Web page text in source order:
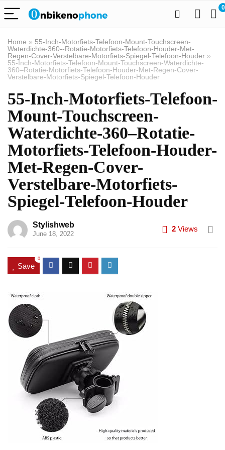
0
Home » 55-Inch-Motorfiets-Telefoon-Mount-Touchscreen-
Waterdichte-360--Rotatie-Motorfiets-Telefoon-Houder-Met-
Regen-Cover-Verstelbare-Motorfiets-Spiegel-Telefoon-Houder »
55-Inch-Motorfiets-Telefoon-Mount-Touchscreen-Waterdichte-
360–Rotatie-Motorfiets-Telefoon-Houder-Met-Regen-Cover-
Verstelbare-Motorfiets-Spiegel-Telefoon-Houder
55-Inch-Motorfiets-Telefoon-
Mount-Touchscreen-
Waterdichte-360–Rotatie-
Motorfiets-Telefoon-Houder-
Met-Regen-Cover-
Verstelbare-Motorfiets-
Spiegel-Telefoon-Houder
Stylishweb
June 18, 2022
2 Views
Save
0